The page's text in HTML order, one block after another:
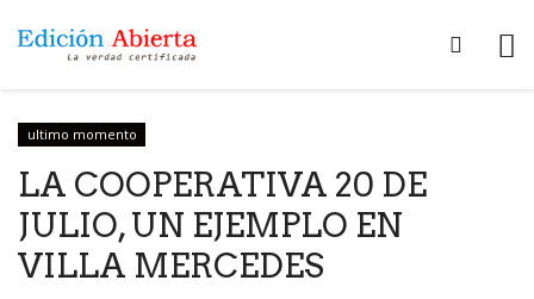
ultimo momento
LA COOPERATIVA 20 DE
JULIO, UN EJEMPLO EN
VILLA MERCEDES